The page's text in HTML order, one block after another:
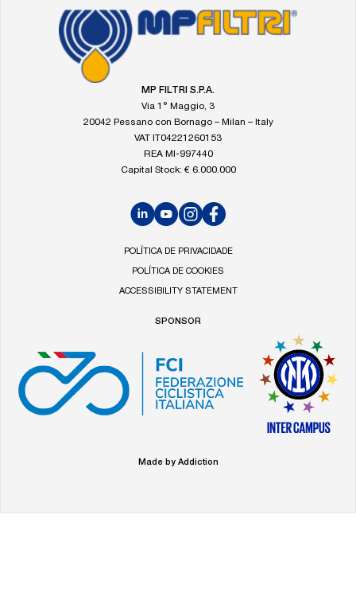
FOOTER
Vá
para
a
página
inicial
MP FILTRI S.P.A.
Via 1° Maggio, 3
20042 Pessano con Bornago – Milan – Italy
VAT IT04221260153
REA MI-997440
Capital Stock: € 6.000.000
LinkedInYouTubeInstagramFacebook
POLÍTICA DE PRIVACIDADE
POLÍTICA DE COOKIES
ACCESSIBILITY STATEMENT
SPONSOR
Made by Addiction